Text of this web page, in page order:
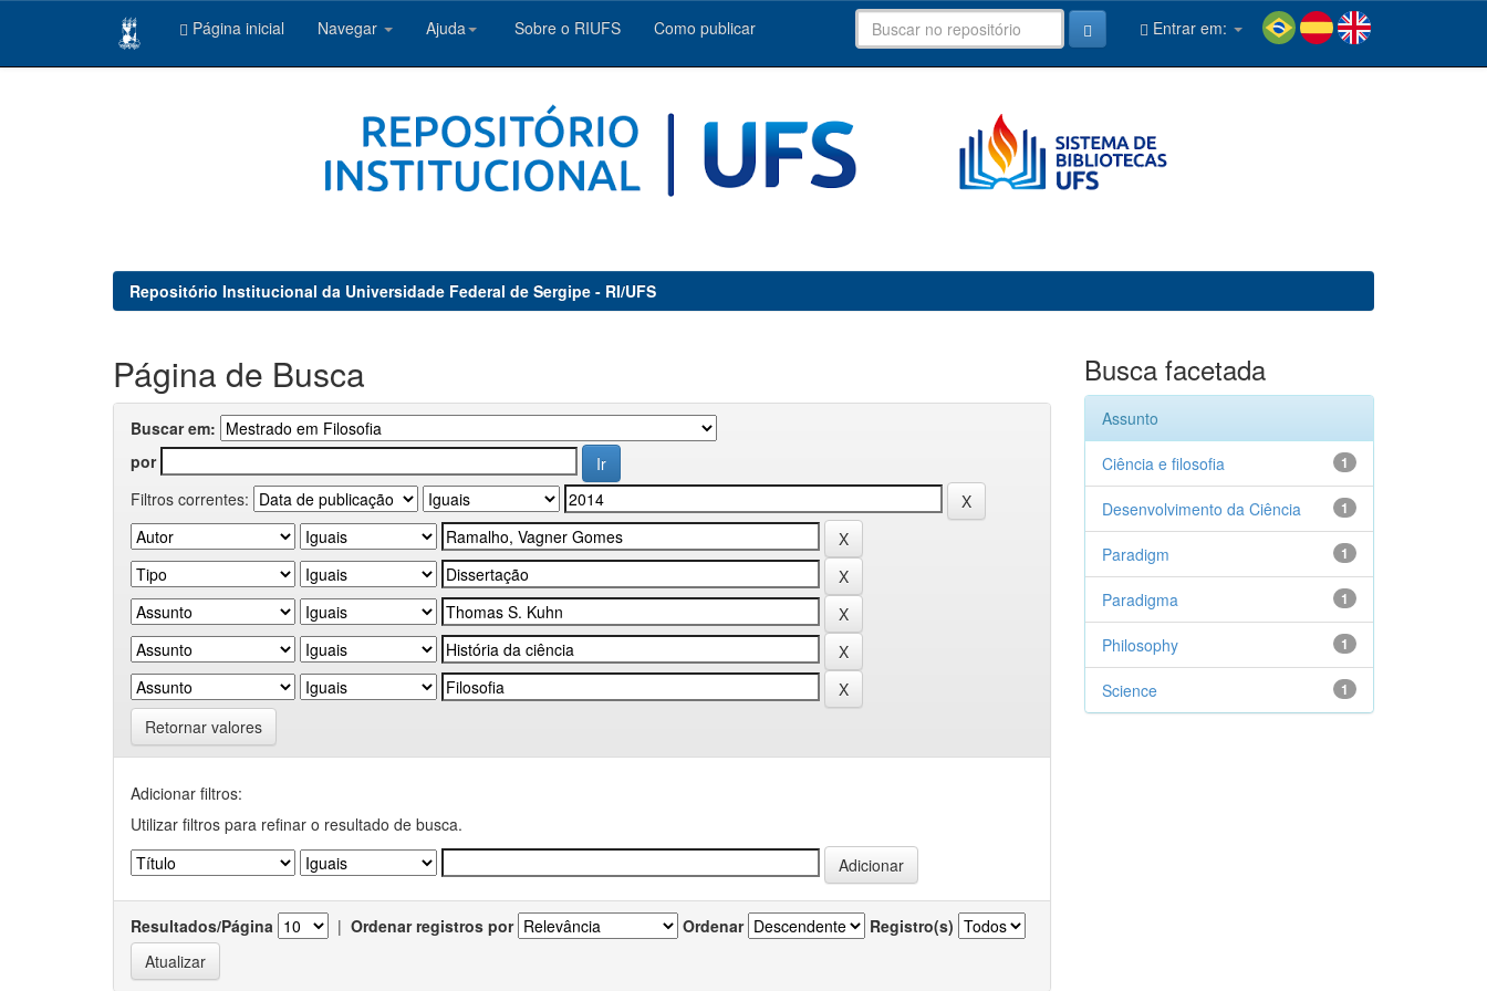
Página inicial Navegar Ajuda Sobre o RIUFS Como publicar Entrar em:
Repositório Institucional da Universidade Federal de Sergipe - RI/UFS
Página de Busca
Buscar em:
por
Filtros correntes:
Retornar valores
Adicionar filtros:
Utilizar filtros para refinar o resultado de busca.
Resultados/Página | Ordenar registros por Ordenar Registro(s)
Busca facetada
Assunto
1
Ciência e filosofia
1
Desenvolvimento da Ciência
1
Paradigm
1
Paradigma
1
Philosophy
1
Science